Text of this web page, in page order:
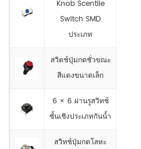
Knob Scentile
Switch SMD
ประเภท
สวิตช์ปุ่มกดชั่วขณะ
สีแดงขนาดเล็ก
6 × 6 ผ่านรูสวิทช์
ชั้นเชิงประเภทกันน้ำ
สวิทช์ปุ่มกดโลหะ